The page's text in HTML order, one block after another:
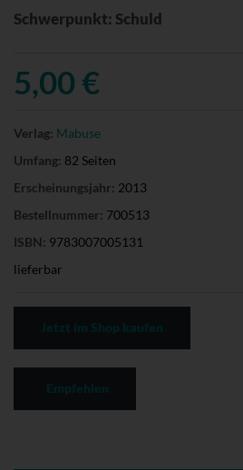
Schwerpunkt: Schuld
5,00 €
Verlag: Mabuse
Umfang: 82 Seiten
Erscheinungsjahr: 2013
Bestellnummer: 700513
ISBN: 9783007005131
lieferbar